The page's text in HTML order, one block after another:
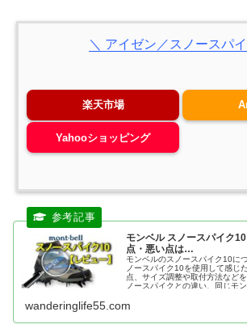
＼ アイゼン／スノースパ
楽天市場
Yahooショッピング
モンベル スノースパイク
点・悪い点は…
モンベルのスノースパイク10に
ノースパイク10を使用して感じ
点、サイズ調整や取付方法など
ノースパイクとの違い、同じモ
wanderinglife55.com